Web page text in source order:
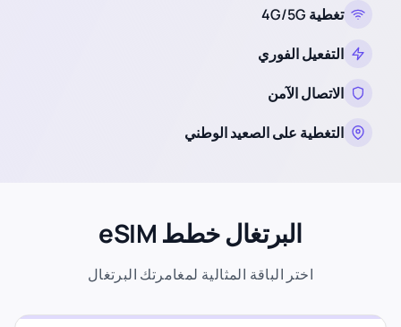
تغطية 4G/5G
التفعيل الفوري
الاتصال الآمن
التغطية على الصعيد الوطني
البرتغال خطط eSIM
اختر الباقة المثالية لمغامرتك البرتغال